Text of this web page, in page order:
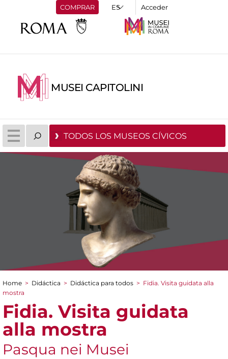
COMPRAR Acceder
MUSEI CAPITOLINI
TODOS LOS MUSEOS CÍVICOS
You are here
Home > Didáctica > Didáctica para todos > Fidia. Visita guidata alla
mostra
Fidia. Visita guidata
alla mostra
Pasqua nei Musei